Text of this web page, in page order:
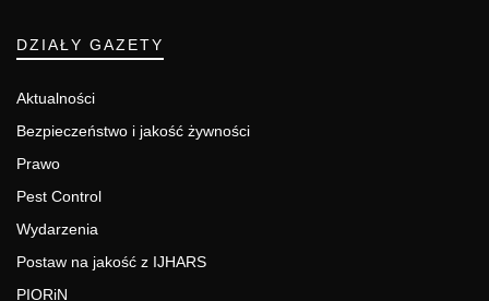
DZIAŁY GAZETY
Aktualności
Bezpieczeństwo i jakość żywności
Prawo
Pest Control
Wydarzenia
Postaw na jakość z IJHARS
PIORiN